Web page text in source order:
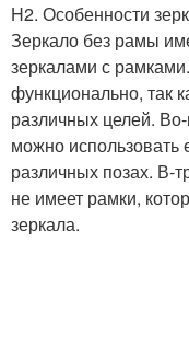
H2. Особенности
Зеркало без рамы
зеркалами с
функционально, так
различных целей.
можно использовать
различных позах. В-
не имеет рамки,
зеркала.